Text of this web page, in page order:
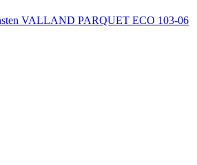
VALLAND PARQUET ECO 103-06